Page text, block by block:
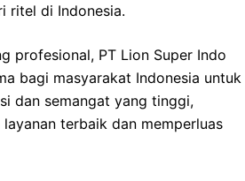
ritel di Indonesia.
profesional, PT Lion Super Indo
bagi masyarakat Indonesia untuk
dan semangat yang tinggi,
terbaik dan memperluas